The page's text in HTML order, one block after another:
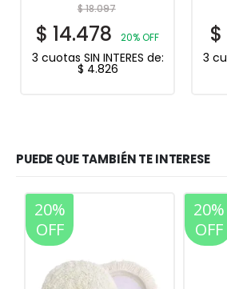
$18.097
$ 14.478 20% OFF
3 cuotas SIN INTERES de:
$ 4.826
$
3
PUEDE QUE TAMBIÉN TE INTERESE
20%
OFF
20%